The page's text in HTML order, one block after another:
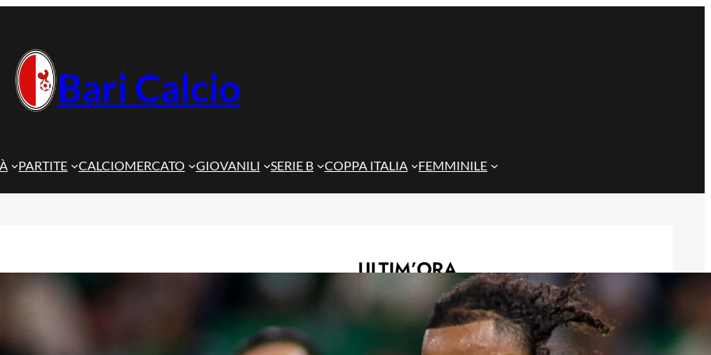
Bari Calcio
PARTITE CALCIOMERCATO GIOVANILI SERIE B COPPA ITALIA FEMMINILE
ULTIM’ORA
Gazzi e il legame con Bari: “Sempre
nel mio cuore, spero si rialzi presto”
29 Maggio 2026